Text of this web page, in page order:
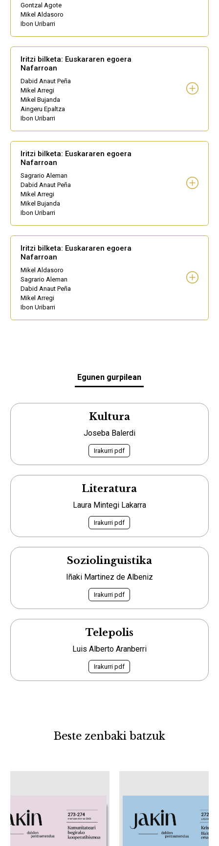
Gontzal Agote
Mikel Aldasoro
Ibon Uribarri
Iritzi bilketa: Euskararen egoera
Nafarroan
Dabid Anaut Peña
Mikel Arregi
Mikel Bujanda
Aingeru Epaltza
Ibon Uribarri
Iritzi bilketa: Euskararen egoera
Nafarroan
Sagrario Aleman
Dabid Anaut Peña
Mikel Arregi
Mikel Bujanda
Ibon Uribarri
Iritzi bilketa: Euskararen egoera
Nafarroan
Mikel Aldasoro
Sagrario Aleman
Dabid Anaut Peña
Mikel Arregi
Ibon Uribarri
Egunen gurpilean
Kultura
Joseba Balerdi
Irakurri pdf
Literatura
Laura Mintegi Lakarra
Irakurri pdf
Soziolinguistika
Iñaki Martinez de Albeniz
Irakurri pdf
Telepolis
Luis Alberto Aranberri
Irakurri pdf
Beste zenbaki batzuk